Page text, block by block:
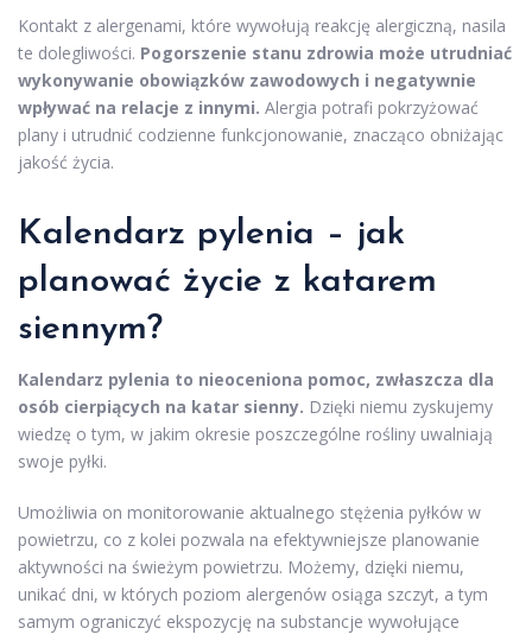
Kontakt z alergenami, które wywołują reakcję alergiczną, nasila
te dolegliwości. Pogorszenie stanu zdrowia może utrudniać
wykonywanie obowiązków zawodowych i negatywnie
wpływać na relacje z innymi. Alergia potrafi pokrzyżować
plany i utrudnić codzienne funkcjonowanie, znacząco obniżając
jakość życia.
Kalendarz pylenia – jak
planować życie z katarem
siennym?
Kalendarz pylenia to nieoceniona pomoc, zwłaszcza dla
osób cierpiących na katar sienny. Dzięki niemu zyskujemy
wiedzę o tym, w jakim okresie poszczególne rośliny uwalniają
swoje pyłki.
Umożliwia on monitorowanie aktualnego stężenia pyłków w
powietrzu, co z kolei pozwala na efektywniejsze planowanie
aktywności na świeżym powietrzu. Możemy, dzięki niemu,
unikać dni, w których poziom alergenów osiąga szczyt, a tym
samym ograniczyć ekspozycję na substancje wywołujące